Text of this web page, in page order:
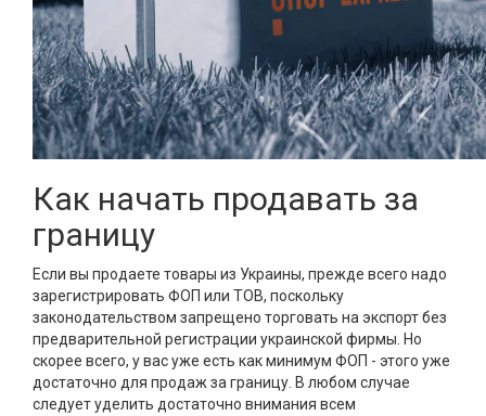
Как начать продавать за
границу
Если вы продаете товары из Украины, прежде всего надо
зарегистрировать ФОП или ТОВ, поскольку
законодательством запрещено торговать на экспорт без
предварительной регистрации украинской фирмы. Но
скорее всего, у вас уже есть как минимум ФОП - этого уже
достаточно для продаж за границу. В любом случае
следует уделить достаточно внимания всем